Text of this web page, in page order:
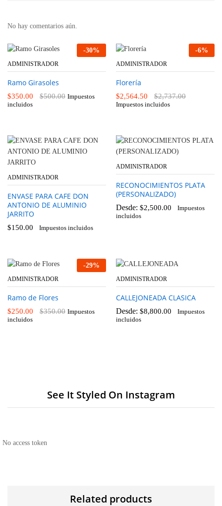
No hay comentarios aún.
-30%
ADMINISTRADOR
Ramo Girasoles
$350.00 $500.00 Impuestos
incluidos
-6%
ADMINISTRADOR
Florería
$2,564.50 $2,737.00
Impuestos incluidos
ADMINISTRADOR
ENVASE PARA CAFE DON
ANTONIO DE ALUMINIO
JARRITO
$150.00 Impuestos incluidos
ADMINISTRADOR
RECONOCIMIENTOS PLATA
(PERSONALIZADO)
Desde: $2,500.00
Impuestos
incluidos
-29%
ADMINISTRADOR
Ramo de Flores
$250.00 $350.00 Impuestos
incluidos
ADMINISTRADOR
CALLEJONEADA CLASICA
Desde: $8,800.00
Impuestos
incluidos
See It Styled On Instagram
No access token
Related products